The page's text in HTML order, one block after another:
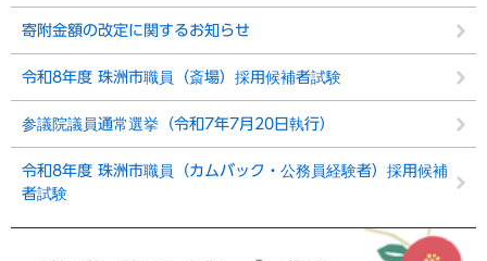
寄附金額の改定に関するお知らせ
令和8年度 珠洲市職員（斎場）採用候補者試験
参議院議員通常選挙（令和7年7月20日執行）
令和8年度 珠洲市職員（カムバック・公務員経験者）採用候補
者試験